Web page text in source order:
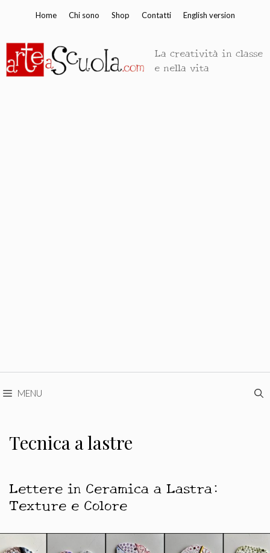
contenuto
Home Chi sono Shop Contatti English version
La creatività in classe
e nella vita
MENU
Tecnica a lastre
Lettere in Ceramica a Lastra:
Texture e Colore